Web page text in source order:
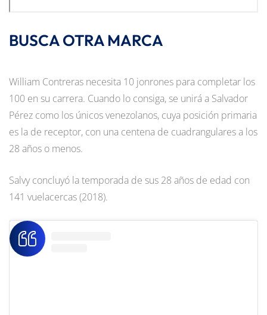
BUSCA OTRA MARCA
William Contreras necesita 10 jonrones para completar los
100 en su carrera. Cuando lo consiga, se unirá a Salvador
Pérez como los únicos venezolanos, cuya posición primaria
es la de receptor, con una centena de cuadrangulares a los
28 años o menos.
Salvy concluyó la temporada de sus 28 años de edad con
141 vuelacercas (2018).